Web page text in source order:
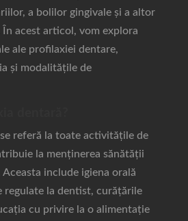
a bolilor gingivale și a altor
acest articol, vom explora
ale profilaxiei dentare,
și modalitățile de
referă la toate activitățile de
la menținerea sănătății
include igiena orală
regulate la dentist, curățările
cu privire la o alimentație